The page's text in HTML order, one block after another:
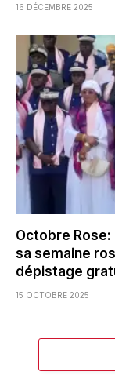
16 DÉCEMBRE 2025
Octobre Rose:
sa semaine
dépistage
15 OCTOBRE 2025